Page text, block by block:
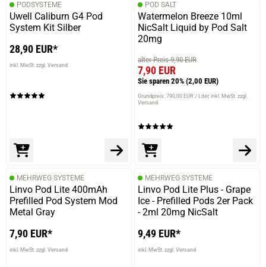
PODSYSTEME
Uwell Caliburn G4 Pod
System Kit Silber
28,90 EUR*
inkl. MwSt. zzgl. Versand
POD SALT
Watermelon Breeze 10ml
NicSalt Liquid by Pod Salt
20mg
alter Preis 9,90 EUR
7,90 EUR
Sie sparen 20% (2,00 EUR)
Grundpreis: 790,00 EUR / Liter inkl. MwSt. zzgl.
Versand
MEHRWEG SYSTEME
Linvo Pod Lite 400mAh
Prefilled Pod System Mod
Metal Gray
7,90 EUR*
inkl. MwSt. zzgl. Versand
MEHRWEG SYSTEME
Linvo Pod Lite Plus - Grape
Ice - Prefilled Pods 2er Pack
- 2ml 20mg NicSalt
9,49 EUR*
inkl. MwSt. zzgl. Versand